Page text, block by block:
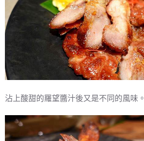
沾上酸甜的羅望醬汁後又是不同的風味。